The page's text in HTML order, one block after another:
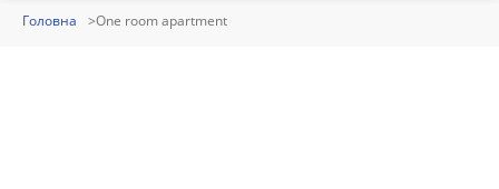
Головна One room apartment